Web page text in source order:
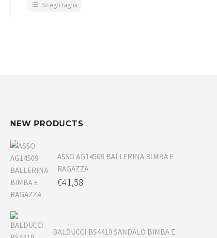
Scegli taglia
NEW PRODUCTS
ASSO AG14509 BALLERINA BIMBA E
RAGAZZA
€41,58
BALDUCCI BS4410 SANDALO BIMBA E